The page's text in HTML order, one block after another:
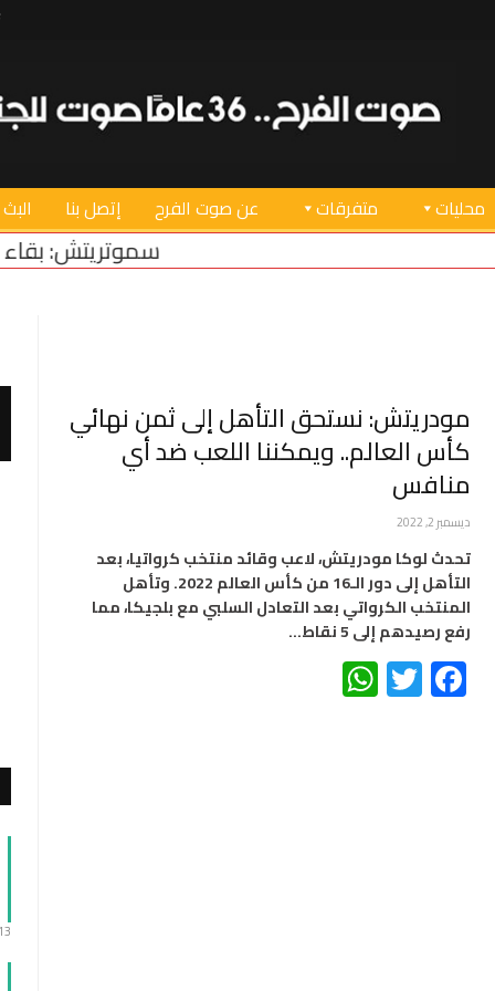
محليات متفرقات عن صوت الفرح إتصل بنا
سموتريتش: بقاء “الجيش
مودريتش: نستحق التأهل إلى ثمن نهائي
كأس العالم.. ويمكننا اللعب ضد أي
منافس
ديسمبر 2, 2022
تحدث لوكا مودريتش، لاعب وقائد منتخب كرواتيا، بعد
التأهل إلى دور الـ16 من كأس العالم 2022. وتأهل
المنتخب الكرواتي بعد التعادل السلبي مع بلجيكا، مما
رفع رصيدهم إلى 5 نقاط…
Facebook
Twitter